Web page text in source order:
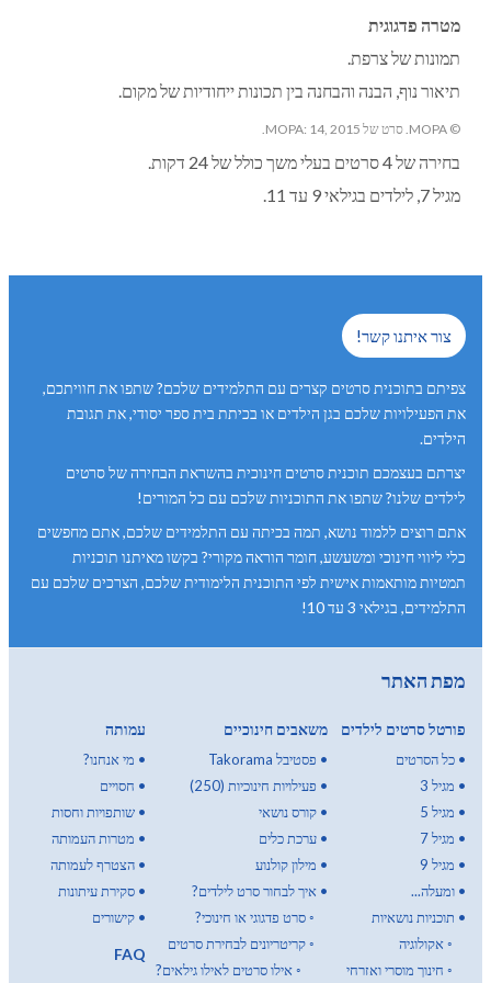
מטרה פדגוגית
תמונות של צרפת.
תיאור נוף, הבנה והבחנה בין תכונות ייחודיות של מקום.
© MOPA. סרט של MOPA: 14, 2015.
בחירה של 4 סרטים בעלי משך כולל של 24 דקות.
מגיל 7, לילדים בגילאי 9 עד 11.
צור איתנו קשר!
צפיתם בתוכנית סרטים קצרים עם התלמידים שלכם? שתפו את חוויתכם,
את הפעילויות שלכם בגן הילדים או בכיתת בית ספר יסודי, את תגובת
הילדים.
יצרתם בעצמכם תוכנית סרטים חינוכית בהשראת הבחירה של סרטים
לילדים שלנו? שתפו את התוכניות שלכם עם כל המורים!
אתם רוצים ללמוד נושא, תמה בכיתה עם התלמידים שלכם, אתם מחפשים
כלי ליווי חינוכי ומשעשע, חומר הוראה מקורי? בקשו מאיתנו תוכניות
תמטיות מותאמות אישית לפי התוכנית הלימודית שלכם, הצרכים שלכם עם
התלמידים, בגילאי 3 עד 10!
מפת האתר
פורטל סרטים לילדים
• כל הסרטים
• מגיל 3
• מגיל 5
• מגיל 7
• מגיל 9
• ומעלה...
• תוכניות נושאיות
◦אקולוגיה
◦ חינוך מוסרי ואזרחי
משאבים חינוכיים
• פסטיבל Takorama
• פעילויות חינוכיות (250)
• קורס נושאי
• ערכת כלים
• מילון קולנוע
• איך לבחור סרט לילדים?
◦סרט פדגוגי או חינוכי?
◦קריטריונים לבחירת סרטים
◦אילו סרטים לאילו גילאים?
עמותה
• מי אנחנו?
• חסויים
•שותפויות וחסות
• מטרות העמותה
•הצטרף לעמותה
•סקירת עיתונות
•קישורים
FAQ